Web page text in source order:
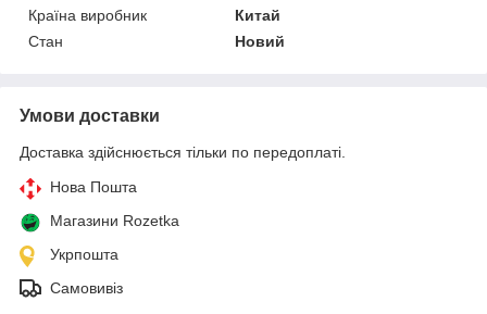
Країна виробник
Китай
Стан
Новий
Умови доставки
Доставка здійснюється тільки по передоплаті.
Нова Пошта
Магазини Rozetka
Укрпошта
Самовивіз